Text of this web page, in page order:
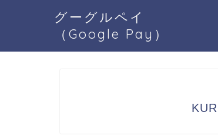
グーグルペイ
（Google Pay）